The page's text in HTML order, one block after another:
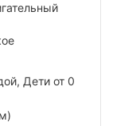
Дети от 0